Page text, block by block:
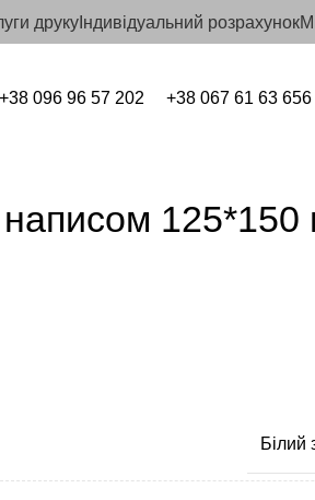
друку Індивідуальний розрахунок
+38 096 96 57 202 +38 067 61 63 656
написом
Білий